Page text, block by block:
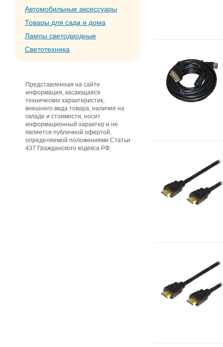
Автомобильные аксессуары
Товары для сада и дома
Лампы светодиодные
Светотехника
Представленная на сайте
информация, касающаяся
технических характеристик,
внешнего вида товара, наличия на
складе и стоимости, носит
информационный характер и не
является публичной офертой,
определяемой положениями Статьи
437 Гражданского кодекса РФ.